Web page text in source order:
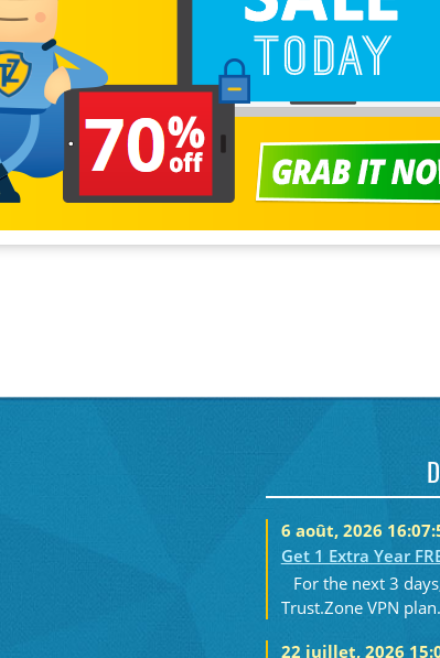
6 août, 2026
Get 1 Extra Year
For the next 3
Trust.Zone VPN
22 juillet, 2026